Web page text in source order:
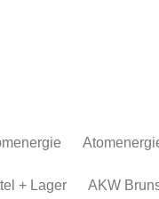
AKW
+ Lager AKW